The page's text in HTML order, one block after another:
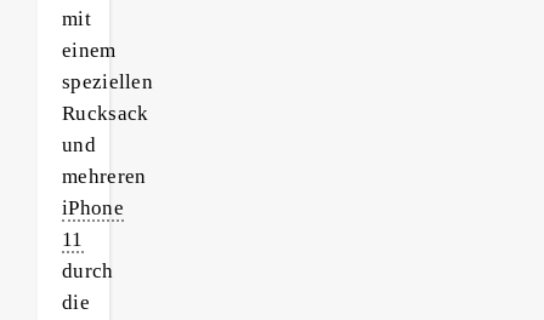
mit
einem
speziellen
Rucksack
und
mehreren
iPhone
11
durch
die